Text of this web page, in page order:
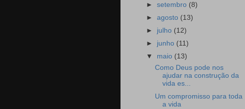
►setembro (8)
►agosto (13)
► julho (12)
► junho (11)
▼ maio (13)
Como Deus pode nos
ajudar na construção da
vida es...
Um compromisso para toda
a vida